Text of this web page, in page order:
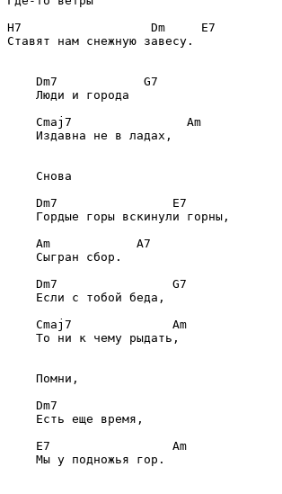
H7                  Dm     E7
Ставят нам снежную завесу.
    Dm7            G7
    Люди и города
    Cmaj7                Am
    Издавна не в ладах,
    Снова
    Dm7                E7
    Гордые горы вскинули горны,
    Am            A7
    Сыгран сбор.
    Dm7                G7
    Если с тобой беда,
    Cmaj7              Am
    То ни к чему рыдать,
    Помни,
    Dm7
    Есть еще время,
    E7                 Am
    Мы у подножья гор.